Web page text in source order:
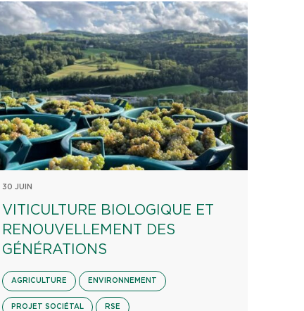
30 JUIN
VITICULTURE BIOLOGIQUE ET
RENOUVELLEMENT DES
GÉNÉRATIONS
AGRICULTURE ENVIRONNEMENT
PROJET SOCIÉTAL RSE